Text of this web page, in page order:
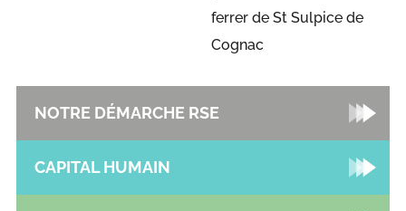
ferrer de St Sulpice de
Cognac
NOTRE DÉMARCHE RSE
CAPITAL HUMAIN